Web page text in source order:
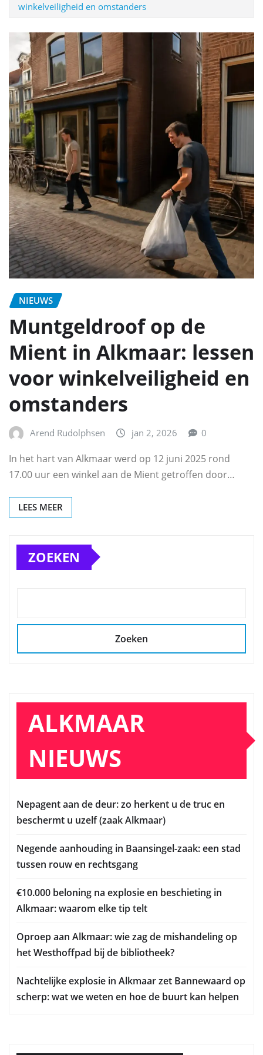
winkelveiligheid en omstanders
NIEUWS
Muntgeldroof op de
Mient in Alkmaar: lessen
voor winkelveiligheid en
omstanders
Arend Rudolphsen jan 2, 2026 0
In het hart van Alkmaar werd op 12 juni 2025 rond
17.00 uur een winkel aan de Mient getroffen door…
LEES MEER
ZOEKEN
Zoeken
ALKMAAR
NIEUWS
Nepagent aan de deur: zo herkent u de truc en
beschermt u uzelf (zaak Alkmaar)
Negende aanhouding in Baansingel-zaak: een stad
tussen rouw en rechtsgang
€10.000 beloning na explosie en beschieting in
Alkmaar: waarom elke tip telt
Oproep aan Alkmaar: wie zag de mishandeling op
het Westhoffpad bij de bibliotheek?
Nachtelijke explosie in Alkmaar zet Bannewaard op
scherp: wat we weten en hoe de buurt kan helpen